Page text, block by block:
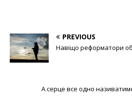
PREVIOUS
Навіщо реформатори
А серце все одно